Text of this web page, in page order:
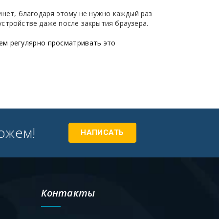
благодаря этому не нужно каждый раз
даже после закрытия браузера.
регулярно просматривать это
НАПИСАТЬ
Контакты